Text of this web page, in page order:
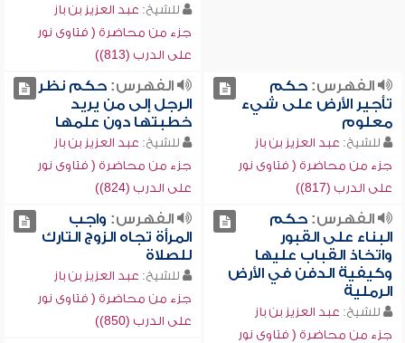
للشيخ: عبد العزيز بن باز
جزء من محاضرة ( فتاوى نور
على الدرب (813))
الفهرس:حكم
تأجير الأرض على شيء
معلوم
للشيخ: عبد العزيز بن باز
جزء من محاضرة ( فتاوى نور
على الدرب (817))
الفهرس:حكم نظر
الرجل إلى من يريد
خطبتها دون علمها
للشيخ: عبد العزيز بن باز
جزء من محاضرة ( فتاوى نور
على الدرب (824))
الفهرس:حكم
البناء على القبور
واتخاذ القباب عليها
وكيفية الدفن في الأرض
الرملية
للشيخ: عبد العزيز بن باز
جزء من محاضرة ( فتاوى نور
الفهرس: واجب
المرأة تجاه الزوج التارك
للصلاة
للشيخ: عبد العزيز بن باز
جزء من محاضرة ( فتاوى نور
على الدرب (850))